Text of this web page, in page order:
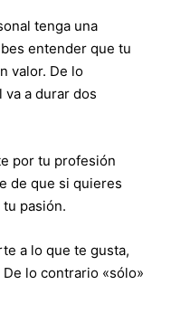
tenga una
entender que tu
valor. De lo
a durar dos
por tu profesión
de que si quieres
pasión.
a lo que te gusta,
lo contrario «sólo»